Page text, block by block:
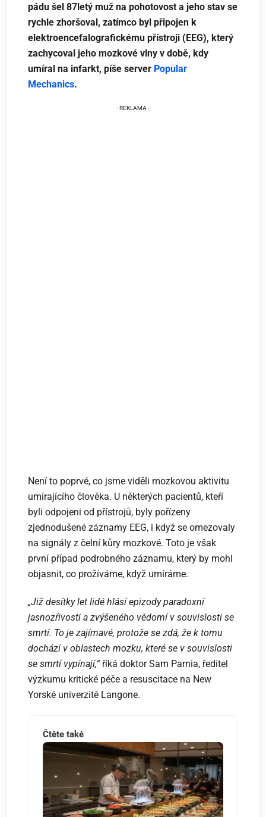
pádu šel 87letý muž na pohotovost a jeho stav se
rychle zhoršoval, zatímco byl připojen k
elektroencefalografickému přístroji (EEG), který
zachycoval jeho mozkové vlny v době, kdy
umíral na infarkt, píše server Popular
Mechanics.
Není to poprvé, co jsme viděli mozkovou aktivitu
umírajícího člověka. U některých pacientů, kteří
byli odpojeni od přístrojů, byly pořízeny
zjednodušené záznamy EEG, i když se omezovaly
na signály z čelní kůry mozkové. Toto je však
první případ podrobného záznamu, který by mohl
objasnit, co prožíváme, když umíráme.
„Již desítky let lidé hlásí epizody paradoxní
jasnozřivosti a zvýšeného vědomí v souvislosti se
smrtí. To je zajímavé, protože se zdá, že k tomu
dochází v oblastech mozku, které se v souvislosti
se smrtí vypínají,“ říká doktor Sam Parnia, ředitel
výzkumu kritické péče a resuscitace na New
Yorské univerzitě Langone.
Čtěte také